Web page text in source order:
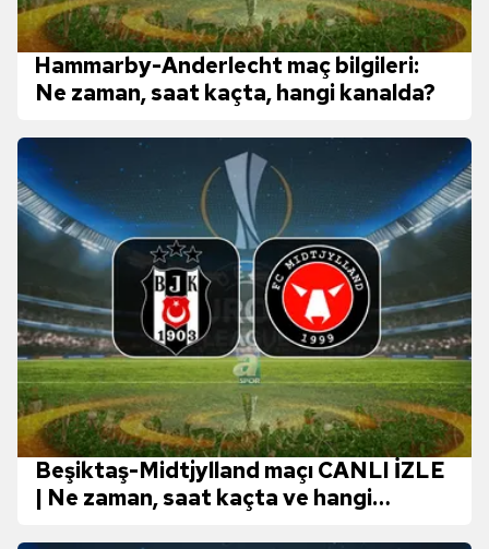
Hammarby-Anderlecht maç bilgileri:
Ne zaman, saat kaçta, hangi kanalda?
Beşiktaş-Midtjylland maçı CANLI İZLE
| Ne zaman, saat kaçta ve hangi